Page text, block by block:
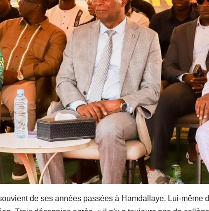
de ses années passées à Hamdallaye. Lui-même